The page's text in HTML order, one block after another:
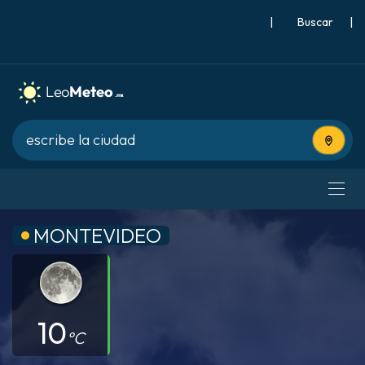
| |
Usa tu
MONTEVIDEO
10°C